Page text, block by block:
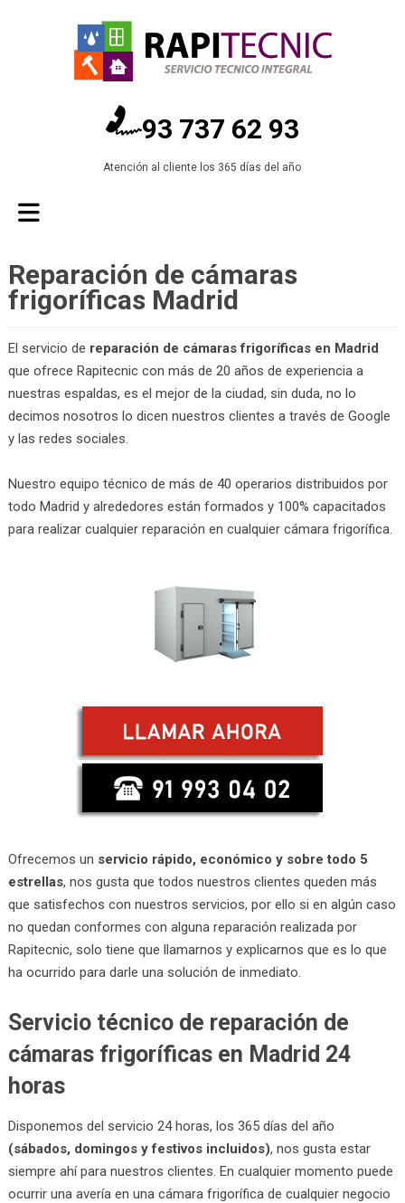
93 737 62 93
Atención al cliente los 365 días del año
Reparación de cámaras
frigoríficas Madrid
El servicio de reparación de cámaras frigoríficas en Madrid
que ofrece Rapitecnic con más de 20 años de experiencia a
nuestras espaldas, es el mejor de la ciudad, sin duda, no lo
decimos nosotros lo dicen nuestros clientes a través de Google
y las redes sociales.
Nuestro equipo técnico de más de 40 operarios distribuidos por
todo Madrid y alrededores están formados y 100% capacitados
para realizar cualquier reparación en cualquier cámara frigorífica.
Ofrecemos un servicio rápido, económico y sobre todo 5
estrellas, nos gusta que todos nuestros clientes queden más
que satisfechos con nuestros servicios, por ello si en algún caso
no quedan conformes con alguna reparación realizada por
Rapitecnic, solo tiene que llamarnos y explicarnos que es lo que
ha ocurrido para darle una solución de inmediato.
Servicio técnico de reparación de
cámaras frigoríficas en Madrid 24
horas
Disponemos del servicio 24 horas, los 365 días del año
(sábados, domingos y festivos incluidos), nos gusta estar
siempre ahí para nuestros clientes. En cualquier momento puede
ocurrir una avería en una cámara frigorífica de cualquier negocio